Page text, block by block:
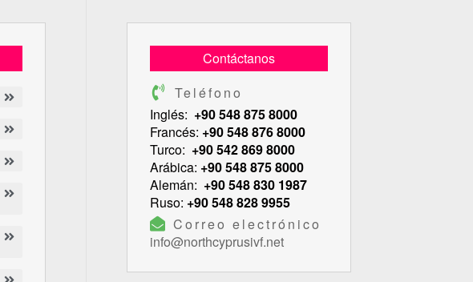
Contáctanos
Teléfono
Inglés: +90 548 875 8000
Francés: +90 548 876 8000
Turco: +90 542 869 8000
Arábica: +90 548 875 8000
Alemán: +90 548 830 1987
Ruso: +90 548 828 9955
Correo electrónico
info@northcyprusivf.net